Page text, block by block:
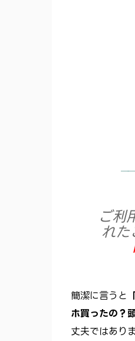
ご利
れた
簡潔に言うと
ホ買ったの？
丈夫ではあり